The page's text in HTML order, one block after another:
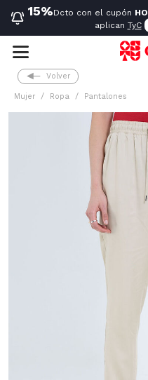
15%Dcto con el cupón
aplican TyC
Volver
Mujer Ropa Pantalones